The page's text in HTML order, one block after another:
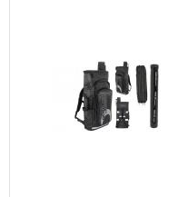
FLETCH PRODUCTS